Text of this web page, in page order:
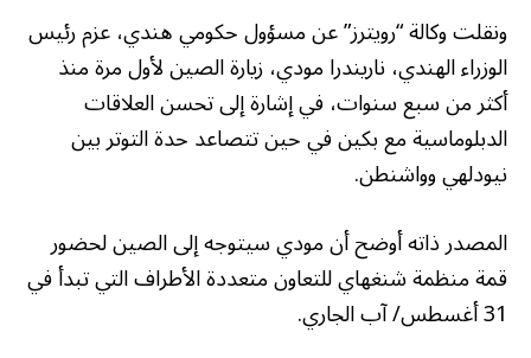
ونقلت وكالة “رويترز” عن مسؤول حكومي هندي، عزم رئيس
الوزراء الهندي، ناريندرا مودي، زيارة الصين لأول مرة منذ
أكثر من سبع سنوات، في إشارة إلى تحسن العلاقات
الدبلوماسية مع بكين في حين تتصاعد حدة التوتر بين
نيودلهي وواشنطن.
المصدر ذاته أوضح أن مودي سيتوجه إلى الصين لحضور
قمة منظمة شنغهاي للتعاون متعددة الأطراف التي تبدأ في
31 أغسطس/ آب الجاري.